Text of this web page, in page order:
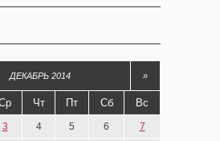
ДЕКАБРЬ 2014 »
Чт Пт Сб Вс
3 4 5 6 7